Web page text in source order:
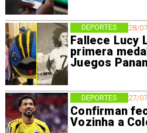
28/
Fallece Lucy
primera
Juegos
DEPORTES
27/
Confirman
Vozinha a
DEPORTES